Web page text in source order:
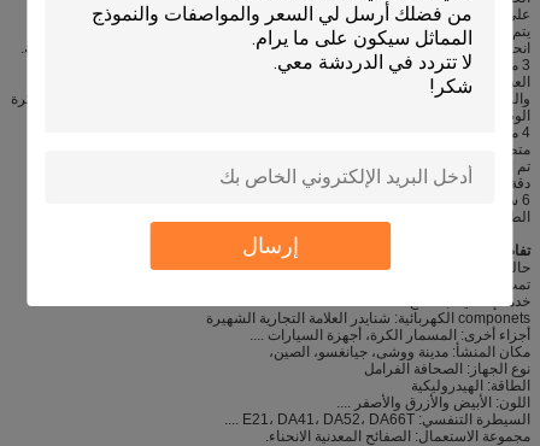
إرسال
على صمام كهربائي هيدروليكي لجعل اثنين من اسطوانات المزامنة على جهاز واحد. لأنه
يتم تثبيت displayers النقطية إلى لوحات "C"، وليس على لوحات السكن مباشرة، فإن
انحراف من ذاكرة الوصول العشوائي والإطار عند العمل لا تأثير القياس والتحكم في دقة.
3 من خلال جهاز الكمبيوتر، المشغل يمكن التواصل مع الجهاز. يحتوي جهاز الكمبيوتر
العديد من اللغات الخدمة، وحساب وضبط قوة الانحناء تلقائيا. كما أنه يمكن حساب
والسيطرة على نقطة ميتة، سرعة تغيير السكتات الدماغية نقطة.تلتزم (Y1، Y2) من ذاكرة
الوصول العشوائي يمكن أن الميل صغير لتلبية الاحتياجات الخاصة للمستخدم.
4 مجهزة بنظام التوجيهية جيد، موقف نظام القياس ونظام التوازن الهيدروليكي لتلبية
متطلبات العمل طول كاملة وظيفة غريب الأطوار.
تم اعتماد 5 وحدة التعويضات المنضدة للتعويض عن انحراف الجهاز عند العمل للتأكد من
دقة قطعة العمل.
6 سطح الاسطوانة لديه جيدة ويرتدي والمعالجة الحرارية، لذلك لديه تزييت جيد والخدمة
الطويلة في الحياة.
تفاصيل سريعة:
حالة: جديدة
تمت معالجة المواد المعدنية /: الكربون الصلب
خدمة إضافية: بالقطع
componets الكهربائية: شنايدر العلامة التجارية الشهيرة
أجزاء أخرى: المسمار الكرة، أجهزة السيارات ....
مكان المنشأ: مدينة ووشى، جيانغسو، الصين،
نوع الجهاز: الصحافة الفرامل
الطاقة: الهيدروليكية
اللون: الأبيض والأزرق والأصفر ....
السيطرة التنفسي: E21، DA41، DA52، DA66T ....
مجموعة الاستعمال: الصفائح المعدنية الانحناء.